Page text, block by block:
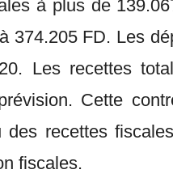
à plus de
374.205 FD. Les
Les recettes
Cette
recettes
fiscales.